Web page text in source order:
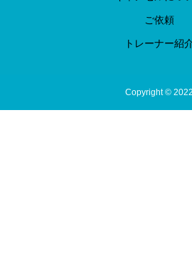
ご依頼
トレーナー紹
Copyright © 2022